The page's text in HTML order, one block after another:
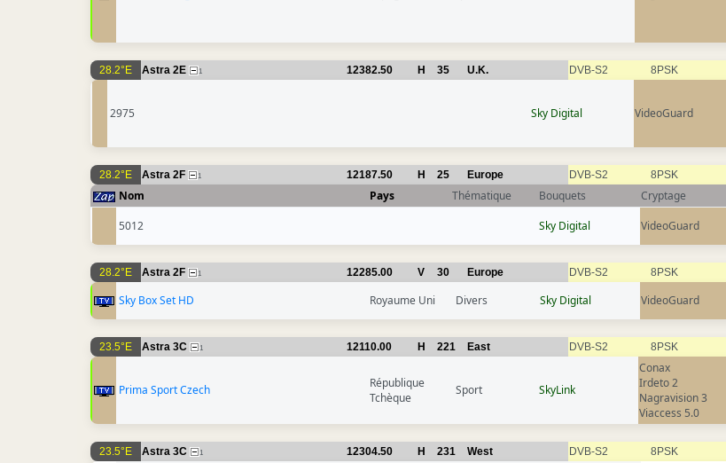
28.2°E Astra 2E 1 12382.50 H 35 U.K. DVB-S2 8PSK
2975 Sky Digital VideoGuard
28.2°E Astra 2F 1 12187.50 H 25 Europe DVB-S2 8PSK
Nom Pays Thématique Bouquets Cryptage
5012
Sky Digital VideoGuard
28.2°E Astra 2F 1 12285.00 V 30 Europe DVB-S2 8PSK
Sky Box Set HD Royaume Uni Divers Sky Digital VideoGuard
23.5°E Astra 3C 1 12110.00 H 221 East DVB-S2 8PSK
Prima Sport Czech
République
Tchèque
Sport SkyLink
Conax
Irdeto 2
Nagravision 3
Viaccess 5.0
23.5°E Astra 3C 1 12304.50 H 231 West DVB-S2 8PSK